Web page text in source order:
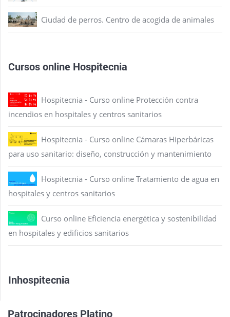
Ciudad de perros. Centro de acogida de animales
Cursos online Hospitecnia
Hospitecnia - Curso online Protección contra
incendios en hospitales y centros sanitarios
Hospitecnia - Curso online Cámaras Hiperbáricas
para uso sanitario: diseño, construcción y mantenimiento
Hospitecnia - Curso online Tratamiento de agua en
hospitales y centros sanitarios
Curso online Eficiencia energética y sostenibilidad
en hospitales y edificios sanitarios
Inhospitecnia
Patrocinadores Platino